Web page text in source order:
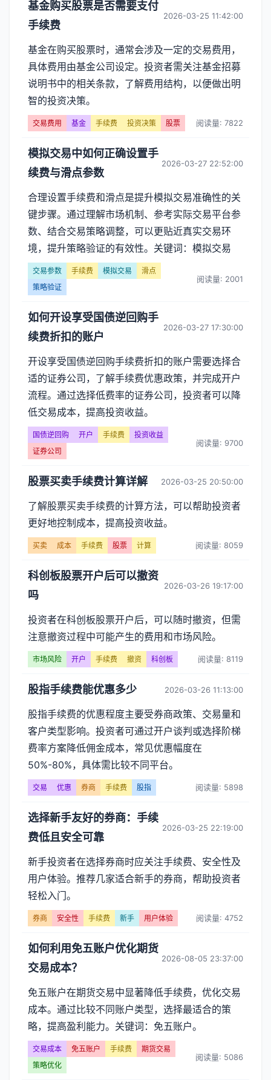
基金购买股票是否需要支付
手续费
2026-03-25 11:42:00
基金在购买股票时，通常会涉及一定的交易费用，
具体费用由基金公司设定。投资者需关注基金招募
说明书中的相关条款，了解费用结构，以便做出明
智的投资决策。
交易费用 基金 手续费 投资决策 股票 阅读量: 7822
模拟交易中如何正确设置手
续费与滑点参数
2026-03-27 22:52:00
合理设置手续费和滑点是提升模拟交易准确性的关
键步骤。通过理解市场机制、参考实际交易平台参
数、结合交易策略调整，可以更贴近真实交易环
境，提升策略验证的有效性。关键词：模拟交易
交易参数 手续费 模拟交易
滑点
策略验证
阅读量: 2001
如何开设享受国债逆回购手
续费折扣的账户
2026-03-27 17:30:00
开设享受国债逆回购手续费折扣的账户需要选择合
适的证券公司，了解手续费优惠政策，并完成开户
流程。通过选择低费率的证券公司，投资者可以降
低交易成本，提高投资收益。
国债逆回购 开户 手续费
投资收益
证券公司
阅读量: 9700
股票买卖手续费计算详解 2026-03-25 20:50:00
了解股票买卖手续费的计算方法，可以帮助投资者
更好地控制成本，提高投资收益。
买卖 成本 手续费 股票 计算 阅读量: 8059
科创板股票开户后可以撤资
吗
2026-03-26 19:17:00
投资者在科创板股票开户后，可以随时撤资，但需
注意撤资过程中可能产生的费用和市场风险。
市场风险 开户 手续费 撤资 科创板 阅读量: 8119
股指手续费能优惠多少 2026-03-26 11:13:00
股指手续费的优惠程度主要受券商政策、交易量和
客户类型影响。投资者可通过开户谈判或选择阶梯
费率方案降低佣金成本，常见优惠幅度在
50%-80%，具体需比较不同平台。
交易 优惠 券商 手续费 股指 阅读量: 5898
选择新手友好的券商：手续
费低且安全可靠
2026-03-25 22:19:00
新手投资者在选择券商时应关注手续费、安全性及
用户体验。推荐几家适合新手的券商，帮助投资者
轻松入门。
券商 安全性 手续费 新手 用户体验 阅读量: 4752
如何利用免五账户优化期货
交易成本？
2026-08-05 23:37:00
免五账户在期货交易中显著降低手续费，优化交易
成本。通过比较不同账户类型，选择最适合的策
略，提高盈利能力。关键词：免五账户。
交易成本 免五账户 手续费
期货交易
策略优化
阅读量: 5086